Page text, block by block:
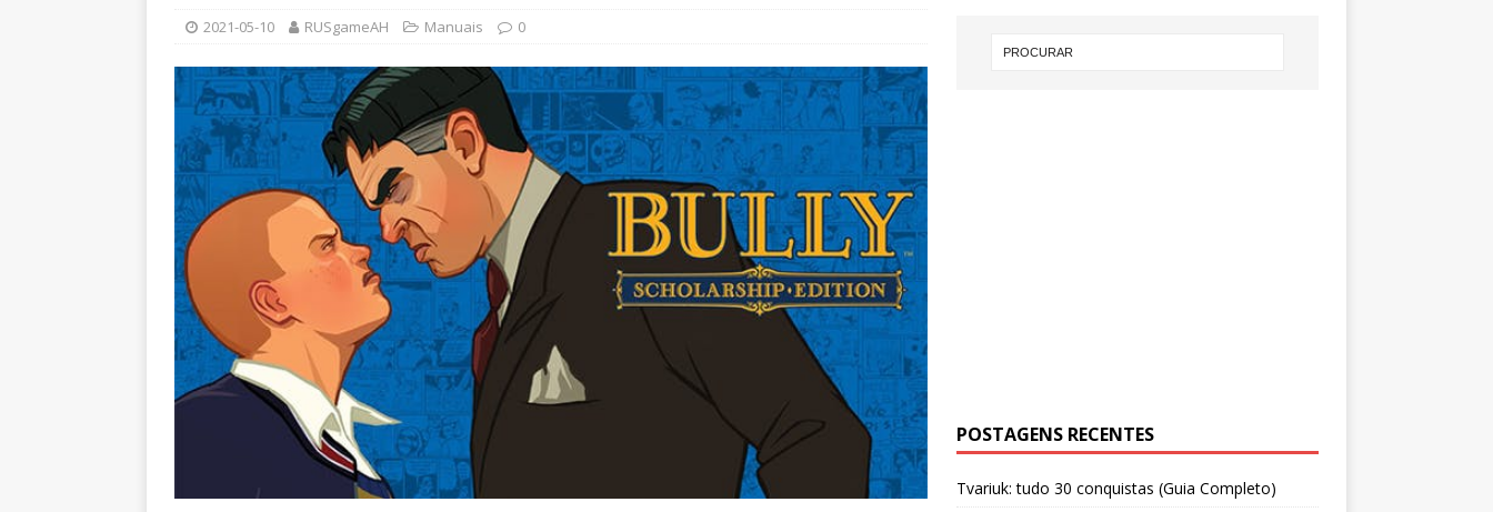
2021-05-10 RUSgameAH Manuais 0
POSTAGENS RECENTES
Tvariuk: tudo 30 conquistas (Guia Completo)